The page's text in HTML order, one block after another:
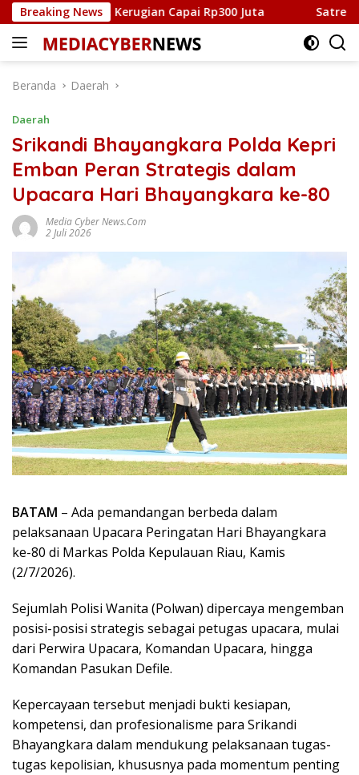
Langsung
ke
konten
Breaking News
Kota, Kerugian Capai Rp300 Juta Satresnarkoba
Beranda Daerah
Daerah
Srikandi Bhayangkara Polda Kepri
Emban Peran Strategis dalam
Upacara Hari Bhayangkara ke-80
Media Cyber News.Com
2 Juli 2026
BATAM – Ada pemandangan berbeda dalam
pelaksanaan Upacara Peringatan Hari Bhayangkara
ke-80 di Markas Polda Kepulauan Riau, Kamis
(2/7/2026).
Sejumlah Polisi Wanita (Polwan) dipercaya mengemban
posisi-posisi strategis sebagai petugas upacara, mulai
dari Perwira Upacara, Komandan Upacara, hingga
Komandan Pasukan Defile.
Kepercayaan tersebut menjadi bukti kesiapan,
kompetensi, dan profesionalisme para Srikandi
Bhayangkara dalam mendukung pelaksanaan tugas-
tugas kepolisian, khususnya pada momentum penting